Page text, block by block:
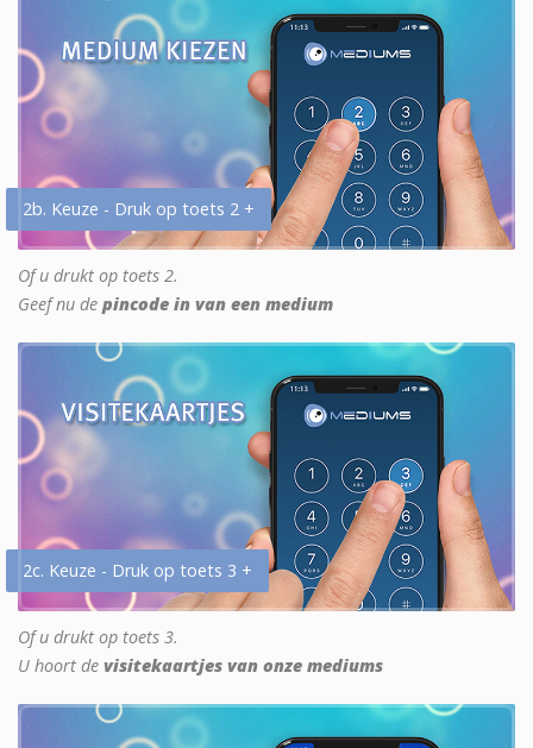
2b. Keuze - Druk op toets 2 +
Of u drukt op toets 2.
Geef nu de pincode in van een medium
2c. Keuze - Druk op toets 3 +
Of u drukt op toets 3.
U hoort de visitekaartjes van onze mediums